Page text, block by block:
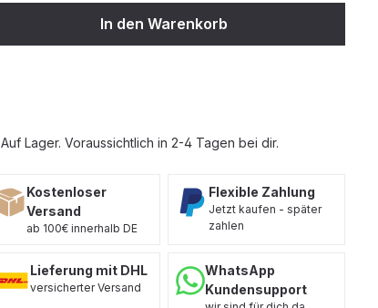
Auf Lager. Voraussichtlich in 2-4 Tagen bei dir.
In den Warenkorb
Kostenloser
Versand
ab 100€ innerhalb DE
Flexible Zahlung
Jetzt kaufen - später
zahlen
Lieferung mit DHL
versicherter Versand
WhatsApp
Kundensupport